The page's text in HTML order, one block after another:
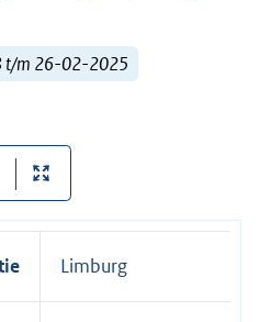
t/m 26-02-2025
Limburg